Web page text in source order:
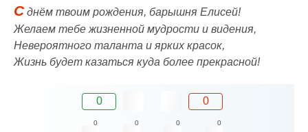
Сднём твоим рождения, барышня Елисей!
Желаем тебе жизненной мудрости и видения,
Невероятного таланта и ярких красок,
Жизнь будет казаться куда более прекрасной!
0 0
0 0 0 0